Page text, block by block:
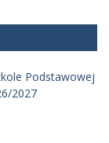
Podstawowej
2027